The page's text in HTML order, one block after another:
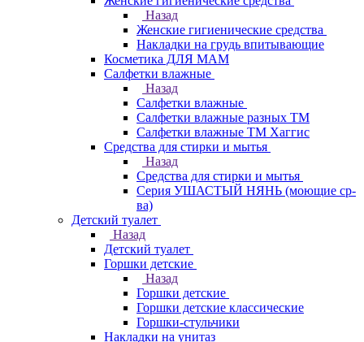
Назад
Женские гигиенические средства
Накладки на грудь впитывающие
Косметика ДЛЯ МАМ
Салфетки влажные
Назад
Салфетки влажные
Салфетки влажные разных ТМ
Салфетки влажные ТМ Хаггис
Средства для стирки и мытья
Назад
Средства для стирки и мытья
Серия УШАСТЫЙ НЯНЬ (моющие ср-
ва)
Детский туалет
Назад
Детский туалет
Горшки детские
Назад
Горшки детские
Горшки детские классические
Горшки-стульчики
Накладки на унитаз